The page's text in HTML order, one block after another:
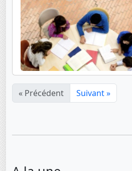
« Précédent Suivant »